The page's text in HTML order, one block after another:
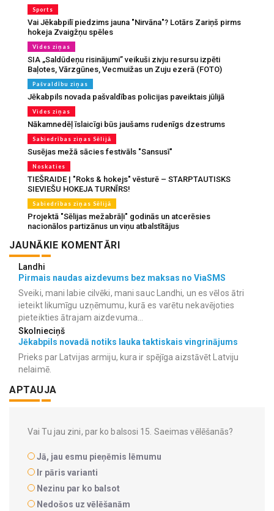
Sports
Vai Jēkabpilī piedzims jauna "Nirvāna"? Lotārs Zariņš pirms
hokeja Zvaigžņu spēles
Vides ziņas
SIA „Saldūdeņu risinājumi” veikuši zivju resursu izpēti
Baļotes, Vārzgūnes, Vecmuižas un Zuju ezerā (FOTO)
Pašvaldību ziņas
Jēkabpils novada pašvaldības policijas paveiktais jūlijā
Vides ziņas
Nākamnedēļ īslaicīgi būs jaušams rudenīgs dzestrums
Sabiedrības ziņas Sēlijā
Susējas mežā sācies festivāls "Sansusī"
Noskaties
TIEŠRAIDE | "Roks & hokejs" vēsturē – STARPTAUTISKS
SIEVIEŠU HOKEJA TURNĪRS!
Sabiedrības ziņas Sēlijā
Projektā "Sēlijas mežabrāļi" godinās un atcerēsies
nacionālos partizānus un viņu atbalstītājus
JAUNĀKIE KOMENTĀRI
Landhi
Pirmais naudas aizdevums bez maksas no ViaSMS
Sveiki, mani labie cilvēki, mani sauc Landhi, un es vēlos ātri
ieteikt likumīgu uzņēmumu, kurā es varētu nekavējoties
pieteikties ātrajam aizdevuma...
Skolnieciņš
Jēkabpils novadā notiks lauka taktiskais vingrinājums
Prieks par Latvijas armiju, kura ir spējīga aizstāvēt Latviju
nelaimē.
APTAUJA
Vai Tu jau zini, par ko balsosi 15. Saeimas vēlēšanās?
Jā, jau esmu pieņēmis lēmumu
Ir pāris varianti
Nezinu par ko balsot
Nedošos uz vēlēšanām